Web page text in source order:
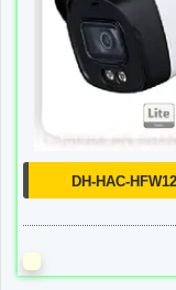
DH-HAC-